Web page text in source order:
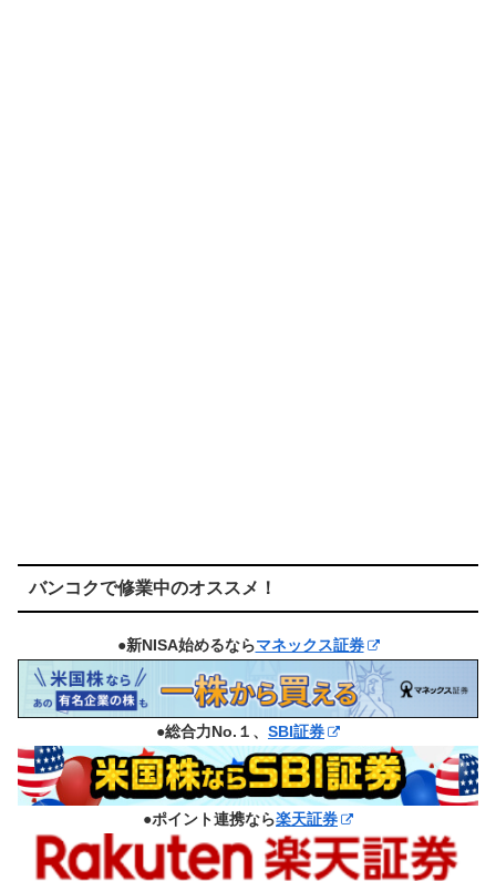
バンコクで修業中のオススメ！
●新NISA始めるならマネックス証券
●総合力No.１、 SBI証券
●ポイント連携なら楽天証券